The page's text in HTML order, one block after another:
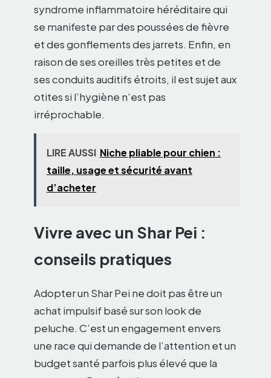
syndrome inflammatoire héréditaire qui
se manifeste par des poussées de fièvre
et des gonflements des jarrets. Enfin, en
raison de ses oreilles très petites et de
ses conduits auditifs étroits, il est sujet aux
otites si l’hygiène n’est pas
irréprochable.
LIRE AUSSI Niche pliable pour chien :
taille, usage et sécurité avant
d’acheter
Vivre avec un Shar Pei :
conseils pratiques
Adopter un Shar Pei ne doit pas être un
achat impulsif basé sur son look de
peluche. C’est un engagement envers
une race qui demande de l’attention et un
budget santé parfois plus élevé que la